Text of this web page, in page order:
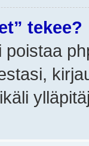
tekee?